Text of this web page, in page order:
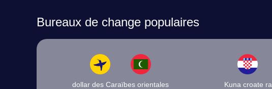
Bureaux de change populaires
dollar des Caraïbes orientales
Kuna croate